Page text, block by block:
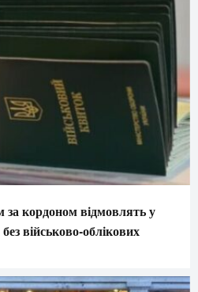
за кордоном відмовлять у
військово-облікових